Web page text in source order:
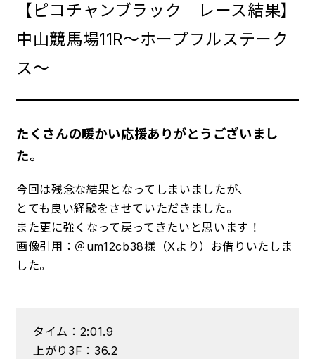
【ピコチャンブラック レース結果】
中山競馬場11R～ホープフルステーク
ス～
たくさんの暖かい応援ありがとうございまし
た。
今回は残念な結果となってしまいましたが、
とても良い経験をさせていただきました。
また更に強くなって戻ってきたいと思います！
画像引用：＠um12cb38様（Xより）お借りいたしま
した。
タイム：2:01.9
上がり3F：36.2